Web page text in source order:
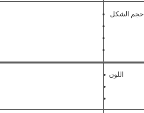
حجم الشكل
اللون